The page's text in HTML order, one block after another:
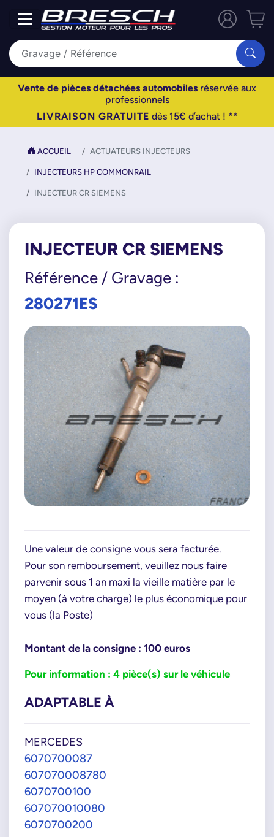
Vente de pièces détachées automobiles réservée aux
professionnels
LIVRAISON GRATUITE dès 15€ d’achat ! **
ACCUEIL ACTUATEURS INJECTEURS
INJECTEURS HP COMMONRAIL
INJECTEUR CR SIEMENS
INJECTEUR CR SIEMENS
Référence / Gravage :
280271ES
Une valeur de consigne vous sera facturée.
Pour son remboursement, veuillez nous faire
parvenir sous 1 an maxi la vieille matière par le
moyen (à votre charge) le plus économique pour
vous (la Poste)
Montant de la consigne : 100 euros
Pour information : 4 pièce(s) sur le véhicule
ADAPTABLE À
MERCEDES
6070700087
607070008780
6070700100
607070010080
6070700200